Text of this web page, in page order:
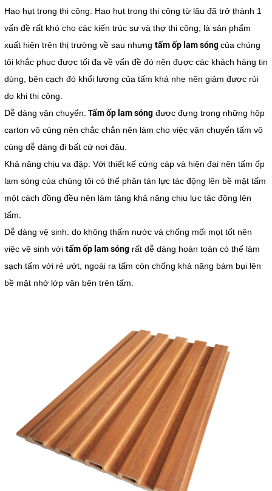
Hao hụt trong thi công: Hao hụt trong thi công từ lâu đã trở thành 1
vấn đề rất khó cho các kiến trúc sư và thợ thi công, là sản phẩm
xuất hiện trên thị trường về sau nhưng tấm ốp lam sóngcủa chúng
tôi khắc phục được tối đa về vấn đề đó nên được các khách hàng tin
dùng, bên cạch đó khổi lượng của tấm khá nhẹ nên giảm được rủi
do khi thi công.
Dễ dàng vận chuyển: Tấm ốp lam sóngđược đựng trong những hộp
carton vô cùng nên chắc chắn nên làm cho việc vận chuyển tấm vô
cùng dễ dàng đi bất cứ nơi đâu.
Khả năng chịu va đập: Với thiết kế cứng cáp và hiện đại nên tấm ốp
lam sóng của chúng tôi có thể phân tán lực tác động lên bề mặt tấm
một cách đồng đều nên làm tăng khả năng chịu lực tác động lên
tấm.
Dễ dàng vệ sinh: do không thấm nước và chống mối mọt tốt nên
việc vệ sinh với tấm ốp lam sóngrất dễ dàng hoàn toàn có thể làm
sạch tấm với rẻ ướt, ngoài ra tấm còn chống khả năng bám bụi lên
bề mặt nhở lớp vân bên trên tấm.